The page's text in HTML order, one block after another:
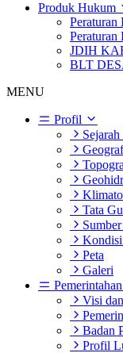
Produk Hukum
Peraturan
Peraturan
JDIH
BLT
MENU
Profil
Sejarah
Tata
Peta
Galeri
Pemerintahan
Visi
Badan
Profil